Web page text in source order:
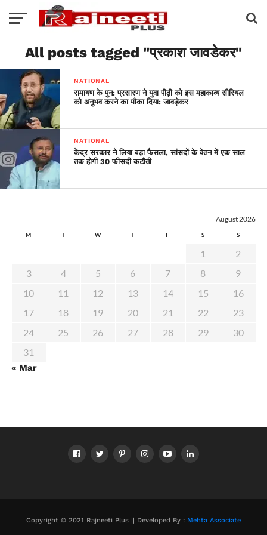
All posts tagged "प्रकाश जावडेकर"
NATIONAL
रामायण के पुन: प्रसारण ने युवा पीढ़ी को इस महाकाव्य सीरियल
को अनुभव करने का मौका दिया: जावड़ेकर
NATIONAL
केंद्र सरकार ने लिया बड़ा फैसला, सांसदों के वेतन में एक साल
तक होगी 30 फीसदी कटौती
August 2026
M T W T F S S
1
2
3
4 5 6 7 8
9
10
11 12 13 14 15
16
17
18 19 20 21 22
23
24
25 26 27 28 29
30
31
« Mar
Copyright © 2021 Rajneeti Plus || Developed By : Mehta Associate